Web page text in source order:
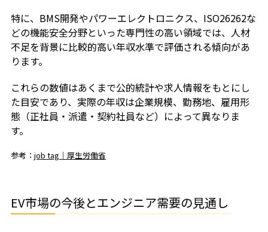
特に、BMS開発やパワーエレクトロニクス、ISO26262な
どの機能安全分野といった専門性の高い領域では、人材
不足を背景に比較的高い年収水準で評価される傾向があ
ります。
これらの数値はあくまで公的統計や求人情報をもとにし
た目安であり、実際の年収は企業規模、勤務地、雇用形
態（正社員・派遣・契約社員など）によって異なりま
す。
参考： job tag｜厚生労働省
EV市場の今後とエンジニア需要の見通し